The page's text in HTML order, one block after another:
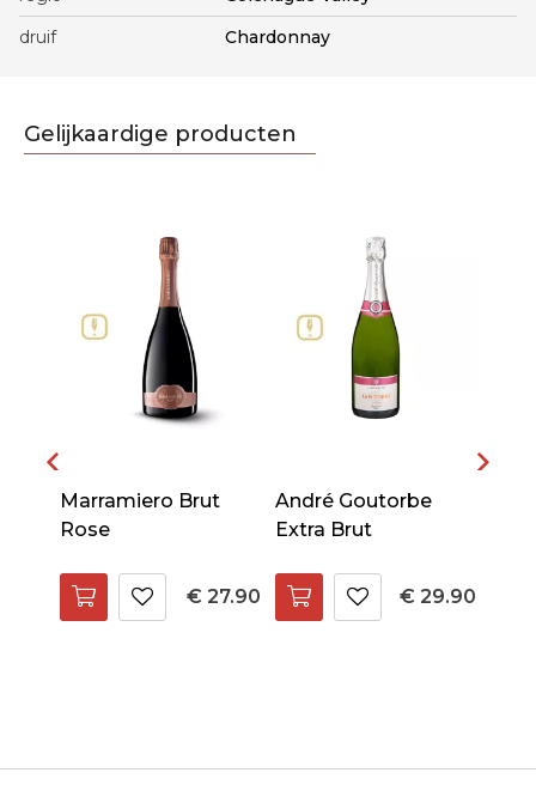
druif
Chardonnay
Gelijkaardige producten
Marramiero Brut
Rose
€ 27.90
André Goutorbe
Extra Brut
€ 29.90